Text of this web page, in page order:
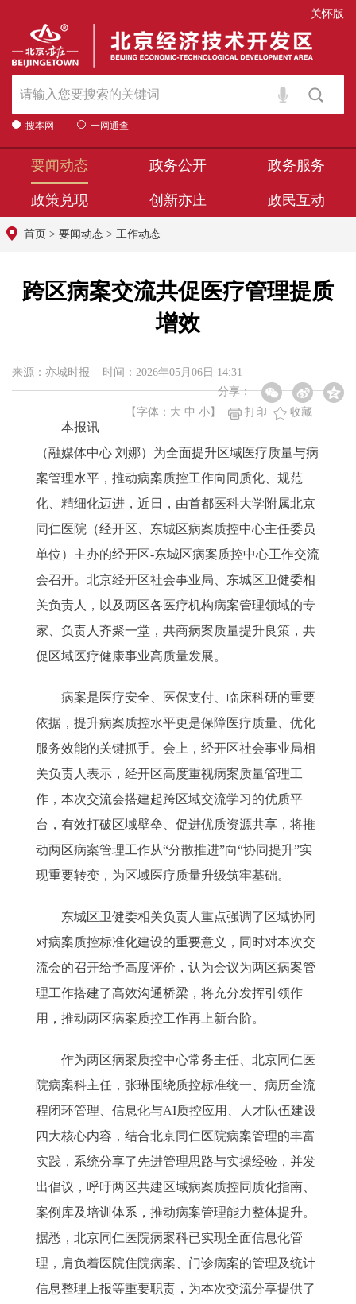
关怀版
搜本网 一网通查
要闻动态 政务公开 政务服务
政策兑现 创新亦庄 政民互动
首页 > 要闻动态 > 工作动态
跨区病案交流共促医疗管理提质
增效
来源：亦城时报 时间：2026年05月06日 14:31
分享：
【字体： 大 中 小 】 打印 收藏
本报讯
（融媒体中心 刘娜）为全面提升区域医疗质量与病
案管理水平，推动病案质控工作向同质化、规范
化、精细化迈进，近日，由首都医科大学附属北京
同仁医院（经开区、东城区病案质控中心主任委员
单位）主办的经开区-东城区病案质控中心工作交流
会召开。北京经开区社会事业局、东城区卫健委相
关负责人，以及两区各医疗机构病案管理领域的专
家、负责人齐聚一堂，共商病案质量提升良策，共
促区域医疗健康事业高质量发展。
病案是医疗安全、医保支付、临床科研的重要
依据，提升病案质控水平更是保障医疗质量、优化
服务效能的关键抓手。会上，经开区社会事业局相
关负责人表示，经开区高度重视病案质量管理工
作，本次交流会搭建起跨区域交流学习的优质平
台，有效打破区域壁垒、促进优质资源共享，将推
动两区病案管理工作从“分散推进”向“协同提升”实
现重要转变，为区域医疗质量升级筑牢基础。
东城区卫健委相关负责人重点强调了区域协同
对病案质控标准化建设的重要意义，同时对本次交
流会的召开给予高度评价，认为会议为两区病案管
理工作搭建了高效沟通桥梁，将充分发挥引领作
用，推动两区病案质控工作再上新台阶。
作为两区病案质控中心常务主任、北京同仁医
院病案科主任，张琳围绕质控标准统一、病历全流
程闭环管理、信息化与AI质控应用、人才队伍建设
四大核心内容，结合北京同仁医院病案管理的丰富
实践，系统分享了先进管理思路与实操经验，并发
出倡议，呼吁两区共建区域病案质控同质化指南、
案例库及培训体系，推动病案管理能力整体提升。
据悉，北京同仁医院病案科已实现全面信息化管
理，肩负着医院住院病案、门诊病案的管理及统计
信息整理上报等重要职责，为本次交流分享提供了